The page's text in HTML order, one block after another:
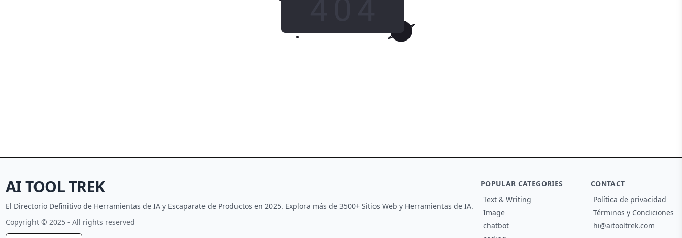
AI TOOL TREK
El Directorio Definitivo de Herramientas de IA y Escaparate de Productos en 2025. Explora más de 3500+ Sitios Web y Herramientas de IA.
Copyright © 2025 - All rights reserved
POPULAR CATEGORIES
Text & Writing
Image
chatbot
CONTACT
Política de privacidad
Términos y Condiciones
hi@aitooltrek.com